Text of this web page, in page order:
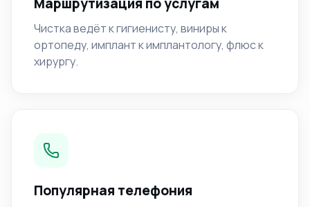
Чистка ведёт к гигиенисту, виниры к
ортопеду, имплант к имплантологу, флюс к
хирургу.
Популярная телефония